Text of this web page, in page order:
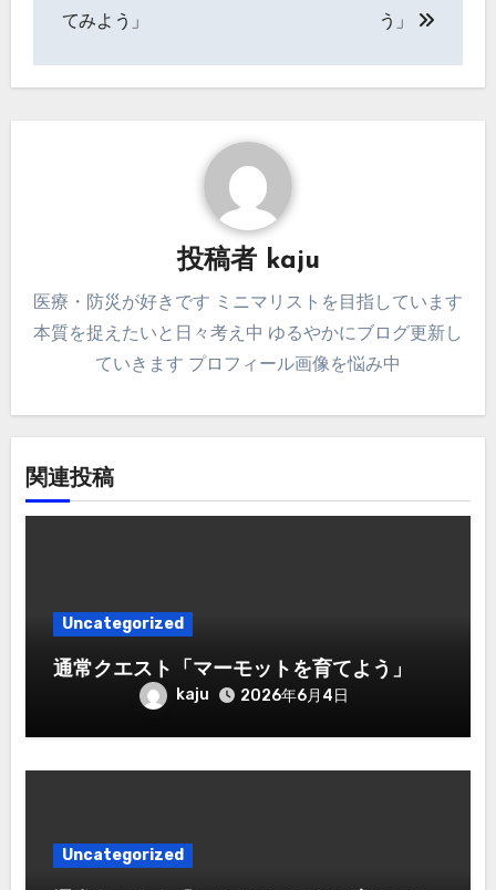
ナ
ビ
ン
てみよう」
う」
投稿者 kaju
医療・防災が好きです ミニマリストを目指しています
本質を捉えたいと日々考え中 ゆるやかにブログ更新し
ていきます プロフィール画像を悩み中
関連投稿
Uncategorized
通常クエスト「マーモットを育てよう」
kaju 2026年6月4日
Uncategorized